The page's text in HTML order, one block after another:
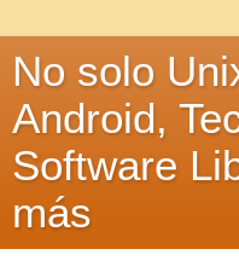
No solo
Android,
Software
más